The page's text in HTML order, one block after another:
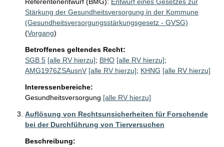
Stärkung der Gesundheitsversorgung in der Kommune
(Gesundheitsversorgungsstärkungsgesetz - GVSG)
(Vorgang)
Betroffenes geltendes Recht:
SGB 5 [alle RV hierzu]; BHO [alle RV hierzu];
AMG1976ZSAusnV [alle RV hierzu]; KHNG [alle RV hierzu]
Interessenbereiche:
Gesundheitsversorgung [alle RV hierzu]
Auflösung von Rechtsunsicherheiten für Forschende
bei der Durchführung von Tierversuchen
Beschreibung: